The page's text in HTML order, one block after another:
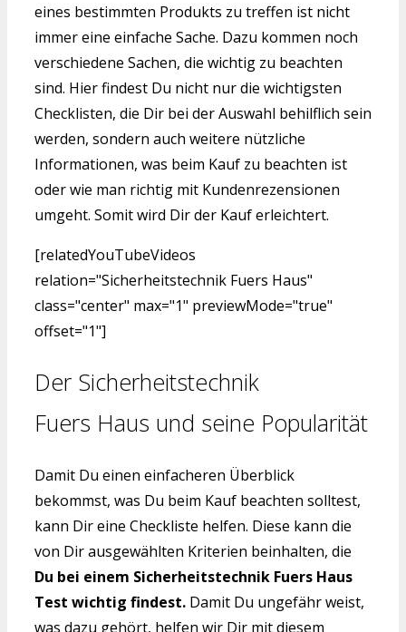
eines bestimmten Produkts zu treffen ist nicht
immer eine einfache Sache. Dazu kommen noch
verschiedene Sachen, die wichtig zu beachten
sind. Hier findest Du nicht nur die wichtigsten
Checklisten, die Dir bei der Auswahl behilflich sein
werden, sondern auch weitere nützliche
Informationen, was beim Kauf zu beachten ist
oder wie man richtig mit Kundenrezensionen
umgeht. Somit wird Dir der Kauf erleichtert.
[relatedYouTubeVideos
relation="Sicherheitstechnik Fuers Haus"
class="center" max="1" previewMode="true"
offset="1"]
Der Sicherheitstechnik
Fuers Haus und seine Popularität
Damit Du einen einfacheren Überblick
bekommst, was Du beim Kauf beachten solltest,
kann Dir eine Checkliste helfen. Diese kann die
von Dir ausgewählten Kriterien beinhalten, die
Du bei einem Sicherheitstechnik Fuers Haus
Test wichtig findest. Damit Du ungefähr weist,
was dazu gehört, helfen wir Dir mit diesem